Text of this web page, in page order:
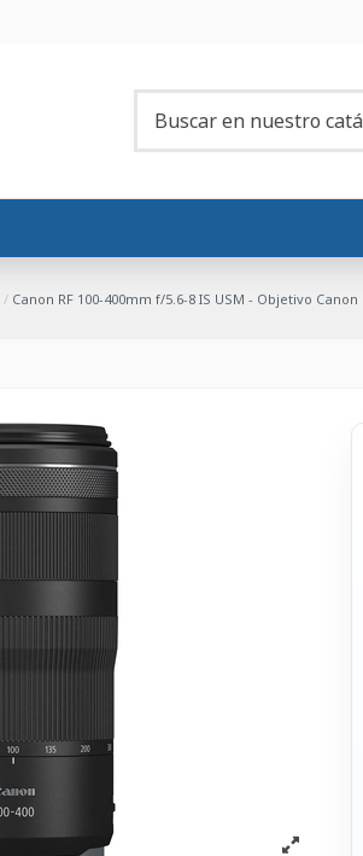
Canon RF 100-400mm f/5.6-8 IS USM - Objetivo Canon